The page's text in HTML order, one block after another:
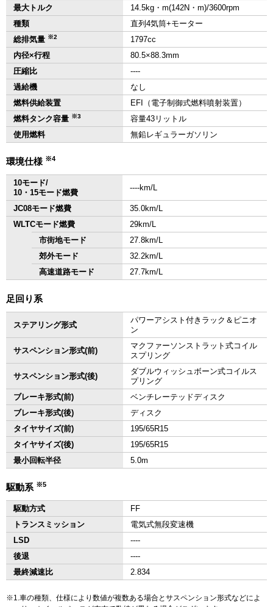
最大トルク
14.5kg・m(142N・m)/3600rpm
種類
直列4気筒+モーター
総排気量 ※2
1797cc
内径×行程
80.5×88.3mm
圧縮比
‐‐‐‐
過給機
なし
燃料供給装置
EFI（電子制御式燃料噴射装置）
燃料タンク容量 ※3
容量43リットル
使用燃料
無鉛レギュラーガソリン
環境仕様 ※4
10モード/
10・15モード燃費
‐‐‐‐km/L
JC08モード燃費
35.0km/L
WLTCモード燃費
29km/L
市街地モード
27.8km/L
郊外モード
32.2km/L
高速道路モード
27.7km/L
足回り系
ステアリング形式
パワーアシスト付きラック＆ピニオ
ン
サスペンション形式(前)
マクファーソンストラット式コイル
スプリング
サスペンション形式(後)
ダブルウィッシュボーン式コイルス
プリング
ブレーキ形式(前)
ベンチレーテッドディスク
ブレーキ形式(後)
ディスク
タイヤサイズ(前)
195/65R15
タイヤサイズ(後)
195/65R15
最小回転半径
5.0m
駆動系 ※5
駆動方式
FF
トランスミッション
電気式無段変速機
LSD
‐‐‐‐
後退
‐‐‐‐
最終減速比
2.834
1.車の種類、仕様により数値が複数ある場合とサスペンション形式などによ